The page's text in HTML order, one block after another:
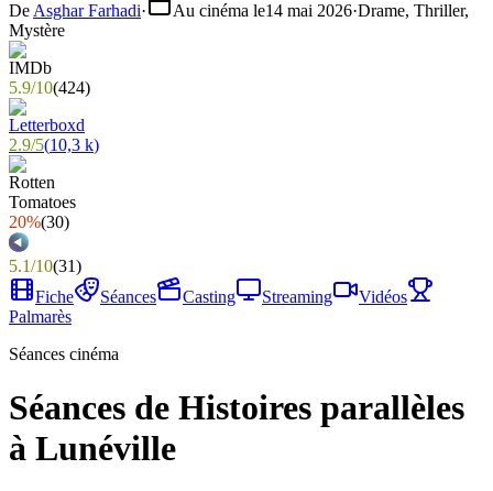
De Asghar Farhadi· Au cinéma le14 mai 2026·Drame, Thriller,
Mystère
5.9/10(424)
2.9/5(10,3 k)
20%(30)
5.1/10(31)
Fiche
Séances Casting Streaming
Vidéos
Palmarès
Séances cinéma
Séances de Histoires parallèles
à Lunéville